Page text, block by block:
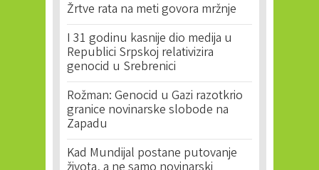
Žrtve rata na meti govora mržnje
I 31 godinu kasnije dio medija u
Republici Srpskoj relativizira
genocid u Srebrenici
Rožman: Genocid u Gazi razotkrio
granice novinarske slobode na
Zapadu
Kad Mundijal postane putovanje